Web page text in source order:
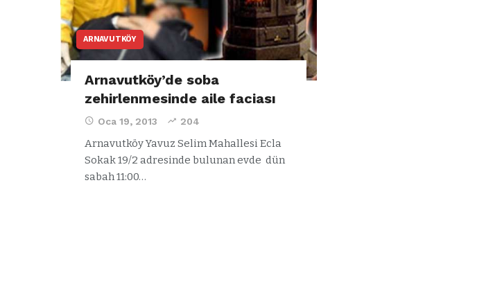
ARNAVUTKÖY
Arnavutköy’de soba
zehirlenmesinde aile faciası
Oca 19, 2013 204
Arnavutköy Yavuz Selim Mahallesi Ecla
Sokak 19/2 adresinde bulunan evde dün
sabah 11:00…